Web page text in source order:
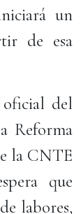
un
de esa
del
Reforma
la CNTE
que
labores,